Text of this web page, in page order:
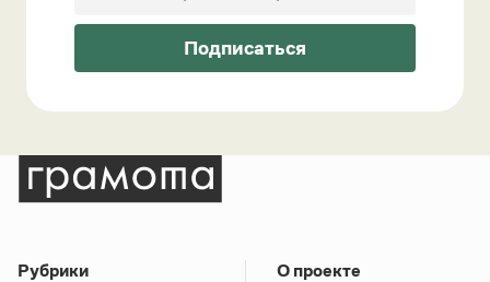
Подписаться
Рубрики О проекте